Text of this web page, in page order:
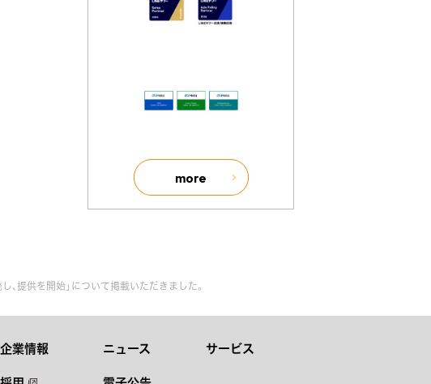
more
、提供を開始」について掲載いただきました。
企業情報 ニュース
サービス